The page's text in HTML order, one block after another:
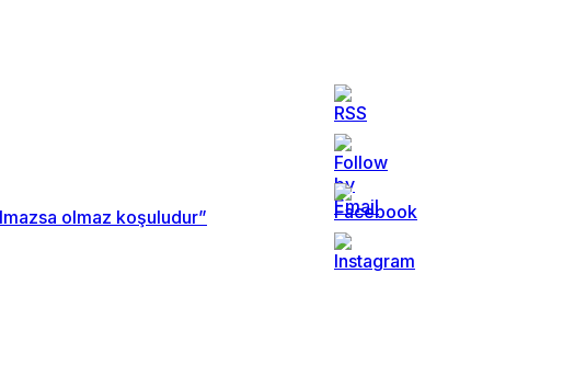
olmaz koşuludur”